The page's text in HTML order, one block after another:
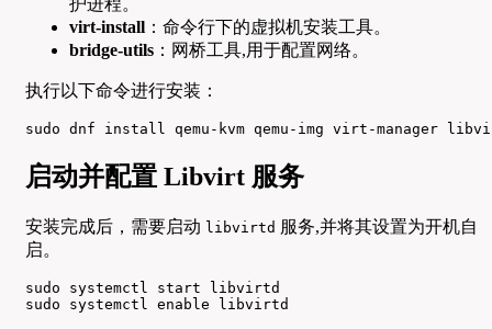
护进程。
virt-install ：命令行下的虚拟机安装工具。
bridge-utils ：网桥工具,用于配置网络。
执行以下命令进行安装：
sudo dnf install qemu-kvm qemu-img virt-
启动并配置 Libvirt 服务
安装完成后，需要启动 libvirtd 服务,并将其设置为开机自
启。
sudo systemctl start libvirtd
sudo systemctl enable libvirtd